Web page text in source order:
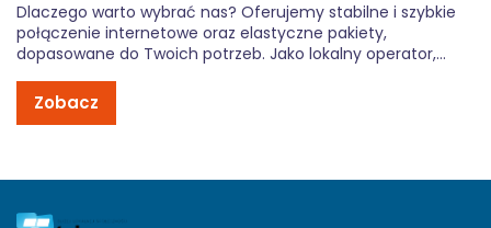
Dlaczego warto wybrać nas? Oferujemy stabilne i szybkie
połączenie internetowe oraz elastyczne pakiety,
dopasowane do Twoich potrzeb. Jako lokalny operator,
klienta – bez zbędnych formalności i ukrytych kosztów. Z
Zobacz